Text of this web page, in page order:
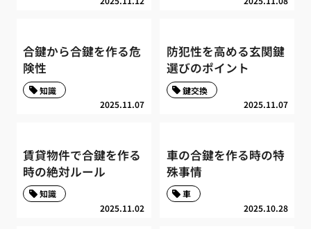
合鍵から合鍵を作る危
険性
2025.11.07
知識
防犯性を高める玄関鍵
選びのポイント
2025.11.07
鍵交換
賃貸物件で合鍵を作る
時の絶対ルール
2025.11.02
知識
車の合鍵を作る時の特
殊事情
2025.10.28
車